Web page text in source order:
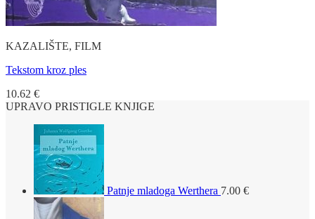
KAZALIŠTE, FILM
Tekstom kroz ples
10.62 €
UPRAVO PRISTIGLE KNJIGE
Patnje mladoga Werthera 7.00 €